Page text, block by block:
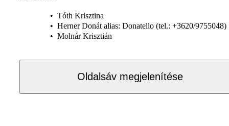
• Tóth Krisztina
• Herner Donát alias: Donatello (tel.: +3620/9755048)
• Molnár Krisztián
Oldalsáv megjelenítése